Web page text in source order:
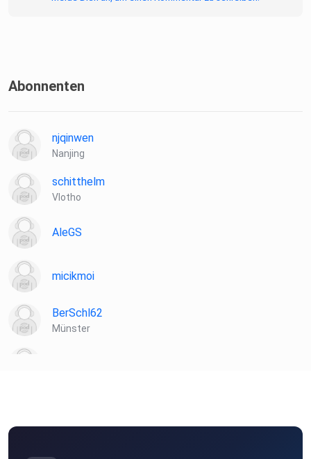
Abonnenten
njqinwen
Nanjing
schitthelm
Vlotho
AleGS
micikmoi
BerSchl62
Münster